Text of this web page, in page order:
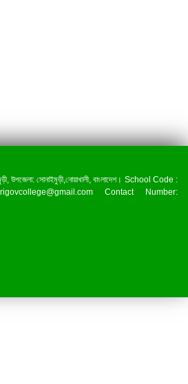
উপজেলা: সোনাইমুড়ী,নোয়াখালী, বাংলাদেশ। School Code :
Contact Number: